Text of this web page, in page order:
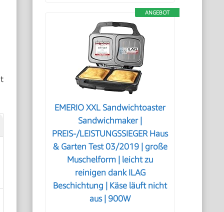
ANGEBOT
EMERIO XXL Sandwichtoaster
Sandwichmaker |
PREIS-/LEISTUNGSSIEGER Haus
& Garten Test 03/2019 | große
Muschelform | leicht zu
reinigen dank ILAG
Beschichtung | Käse läuft nicht
aus | 900W